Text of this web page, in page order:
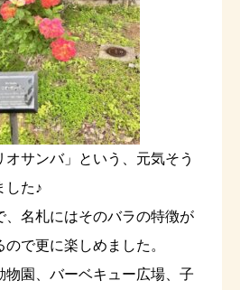
サンバ」という、元気そう
した♪
、名札にはそのバラの特徴が
で更に楽しめました。
物園、バーベキュー広場、子